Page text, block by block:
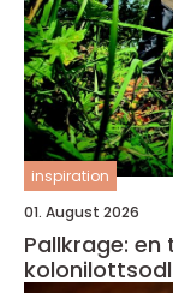
inspiration
01. August 2026
Pallkrage: